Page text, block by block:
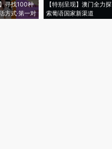
寻找100种
方式·第一对
【特别呈现】澳门全力探
索葡语国家新渠道